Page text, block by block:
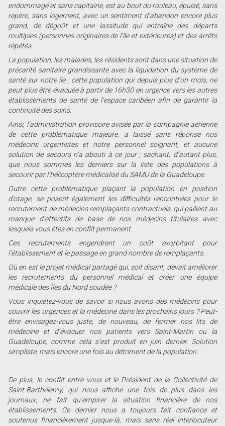
endommagé et sans capitaine, est au bout du rouleau, épuisé, sans
repère, sans logement, avec un sentiment d’abandon encore plus
grand, de dégoût et une lassitude qui entraîne des départs
multiples (personnes originaires de l’île et extérieures) et des arrêts
répétés.
La population, les malades, les résidents sont dans une situation de
précarité sanitaire grandissante avec la liquidation du système de
santé sur notre île ; cette population qui depuis plus d’un mois, ne
peut plus être évacuée à partir de 16h30 en urgence vers les autres
établissements de santé de l’espace caribéen afin de garantir la
continuité des soins.
Ainsi, l’administration provisoire avisée par la compagnie aérienne
de cette problématique majeure, a laissé sans réponse nos
médecins urgentistes et notre personnel soignant, et aucune
solution de secours n’a abouti à ce jour ; sachant, d’autant plus,
que nous sommes les derniers sur la liste des populations à
secourir par l’hélicoptère médicalisé du SAMU de la Guadeloupe.
Outre cette problématique plaçant la population en position
d’otage, se posent également les difficultés rencontrées pour le
recrutement de médecins remplaçants contractuels, qui pallient au
manque d’effectifs de base de nos médecins titulaires avec
lesquels vous êtes en conflit permanent.
Ces recrutements engendrent un coût exorbitant pour
l’établissement et le passage en grand nombre de remplaçants.
Où en est le projet médical partagé qui, soit disant, devait améliorer
les recrutements du personnel médical et créer une équipe
médicale des Îles du Nord soudée ?
Vous inquiétez-vous de savoir si nous avons des médecins pour
couvrir les urgences et la médecine dans les prochains jours ? Peut-
être envisagez-vous juste, de nouveau, de fermer nos lits de
médecine et d’évacuer nos patients vers Saint-Martin ou la
Guadeloupe, comme cela s’est produit en juin dernier. Solution
simpliste, mais encore une fois au détriment de la population.
De plus, le conflit entre vous et le Président de la Collectivité de
Saint-Barthélemy, qui nous affiche une fois de plus dans les
journaux, ne fait qu’empirer la situation financière de nos
établissements. Ce dernier nous a toujours fait confiance et
soutenus financièrement jusque-là, mais sans réel interlocuteur